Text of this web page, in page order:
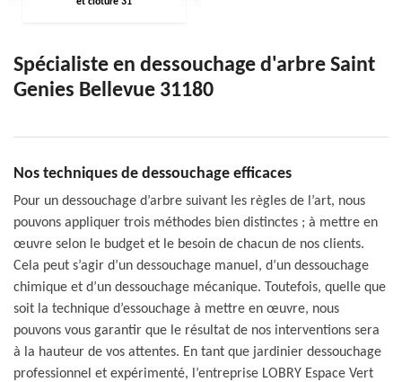
Spécialiste en dessouchage d'arbre Saint
Genies Bellevue 31180
Nos techniques de dessouchage efficaces
Pour un dessouchage d’arbre suivant les règles de l’art, nous
pouvons appliquer trois méthodes bien distinctes ; à mettre en
œuvre selon le budget et le besoin de chacun de nos clients.
Cela peut s’agir d’un dessouchage manuel, d’un dessouchage
chimique et d’un dessouchage mécanique. Toutefois, quelle que
soit la technique d’essouchage à mettre en œuvre, nous
pouvons vous garantir que le résultat de nos interventions sera
à la hauteur de vos attentes. En tant que jardinier dessouchage
professionnel et expérimenté, l’entreprise LOBRY Espace Vert